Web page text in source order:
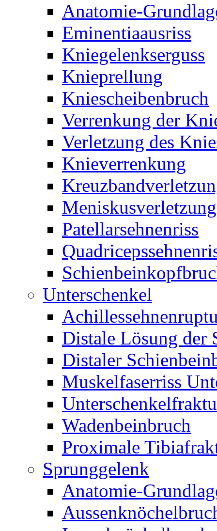
Anatomie-
Eminentiaausriss
Kniegelenkserguss
Knieprellung
Kniescheibenbruch
Verrenkung der
Verletzung des
Knieverrenkung
Meniskusverletzung
Patellarsehnenriss
Unterschenkel
Distale Lösung der
Distaler
Muskelfaserriss
Wadenbeinbruch
Proximale
Sprunggelenk
Anatomie-